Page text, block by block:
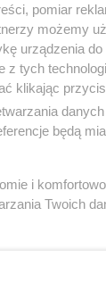
zabiegów
a także
pomiar
możemy
urządzenia
tych
klikając
będą
i
Twoich